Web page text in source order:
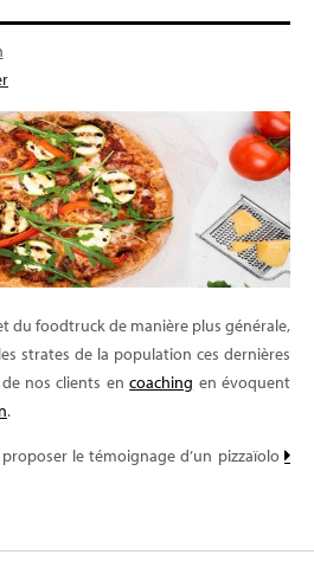
E-LEARNING
BLOG
du foodtruck de manière plus générale,
strates de la population ces dernières
nos clients encoaching en évoquent
.
le témoignage d’un pizzaïolo